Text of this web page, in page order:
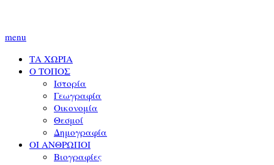
menu
ΤΑ ΧΩΡΙΑ
Ο ΤΟΠΟΣ
Ιστορία
Γεωγραφία
Οικονομία
Θεσμοί
Δημογραφία
ΟΙ ΑΝΘΡΩΠΟΙ
Βιογραφίες